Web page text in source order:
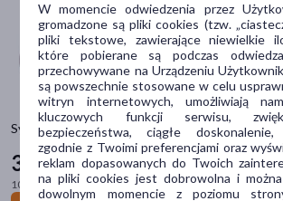
Sylveco, peeling enzymatyczny do twarzy, 75 ml
33 19 zł
100 ml = 44,25 zł
Dostawa
Wysyłka
Odbiór w aptece
Cena
zł –
W momencie odwiedzenia przez
gromadzone są pliki cookies (tzw.
pliki tekstowe, zawierające niewielkie
które pobierane są podczas
przechowywane na Urządzeniu
są powszechnie stosowane w celu
witryn internetowych, umożliwiają
kluczowych funkcji serwisu,
bezpieczeństwa, ciągłe doskonalenie,
zgodnie z Twoimi preferencjami oraz
reklam dopasowanych do Twoich
na pliki cookies jest dobrowolna i
dowolnym momencie z poziomu